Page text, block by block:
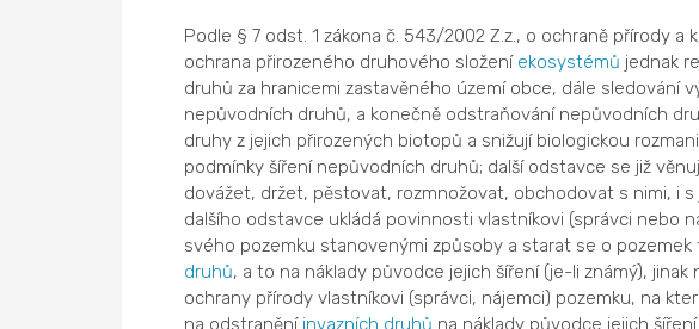
Podle § 7 odst. 1 zákona č. 543/2002 Z.z., o ochraně přírody a
ochrana přirozeného druhového složení ekosystémů jednak
druhů za hranicemi zastavěného území obce, dále sledování
nepůvodních druhů, a konečně odstraňování nepůvodních
druhy z jejich přirozených biotopů a snižují biologickou
podmínky šíření nepůvodních druhů; další odstavce se již
dovážet, držet, pěstovat, rozmnožovat, obchodovat s nimi, i
dalšího odstavce ukládá povinnosti vlastníkovi (správci nebo
svého pozemku stanovenými způsoby a starat se o
druhů, a to na náklady původce jejich šíření (je-li známý),
ochrany přírody vlastníkovi (správci, nájemci) pozemku, na
na odstranění invazních druhů na náklady původce jejich